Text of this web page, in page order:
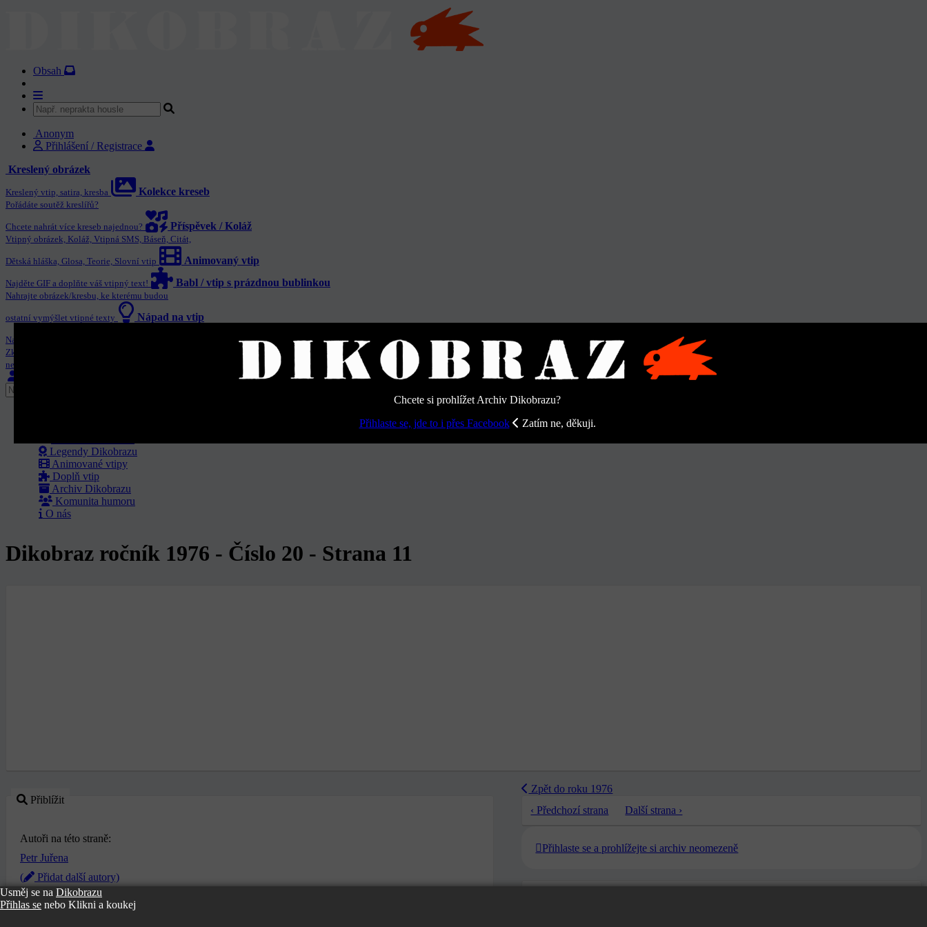
Obsah
Anonym
Přihlášení / Registrace
Kreslený obrázek
Kreslený vtip, satira, kresba Kolekce kreseb
Pořádáte soutěž kreslířů?
Chcete nahrát více kreseb najednou? Příspěvek / Koláž
Vtipný obrázek, Koláž, Vtipná SMS, Báseň, Citát,
Dětská hláška, Glosa, Teorie, Slovní vtip Animovaný vtip
Najděte GIF a doplňte váš vtipný text! Babl / vtip s prázdnou bublinkou
Nahrajte obrázek/kresbu, ke kterému budou
ostatní vymýšlet vtipné texty Nápad na vtip
Navrhněte autorům, ať něco nakreslí
Zkuste ostatní pobavit
nebo potěšit vašim uměním
Zprávy Notifikace Účet Odhlásit
Legendy Dikobrazu
Animované vtipy
Doplň vtip
Archiv Dikobrazu
Komunita humoru
O nás
Chcete si prohlížet Archiv Dikobrazu?
Přihlaste se, jde to i přes Facebook
Zatím ne, děkuji.
Dikobraz ročník 1976 - Číslo 20 - Strana 11
Přiblížit
Autoři na této straně:
Petr Juřena
(
Přidat další autory)
Kvalita skenu: Nahrát lepší kvalitu
Zpět do roku 1976
‹ Předchozí strana
Další strana ›
Přihlaste se a prohlížejte si archiv neomezeně
Usměj se na Dikobrazu
Přihlas se nebo Klikni a koukej